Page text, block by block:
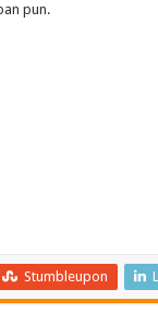
pun.
Stumbleupon